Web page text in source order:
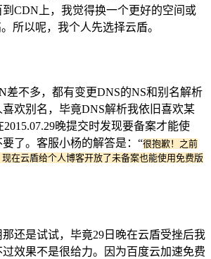
CDN上，我觉得换一个更好的空间或
所以呢，我个人先选择云盾。
差不多，都有变更DNS的NS和别名解析
欢别名，毕竟DNS解析我依旧喜欢某
晚提交时发现要备案才能使
了。客服小杨的解答是：“很抱歉！之前
在云盾给个人博客开放了未备案也能使用免费版
还是试试，毕竟29日晚在云盾受挫后我
效果不是很给力。因为百度云加速免费